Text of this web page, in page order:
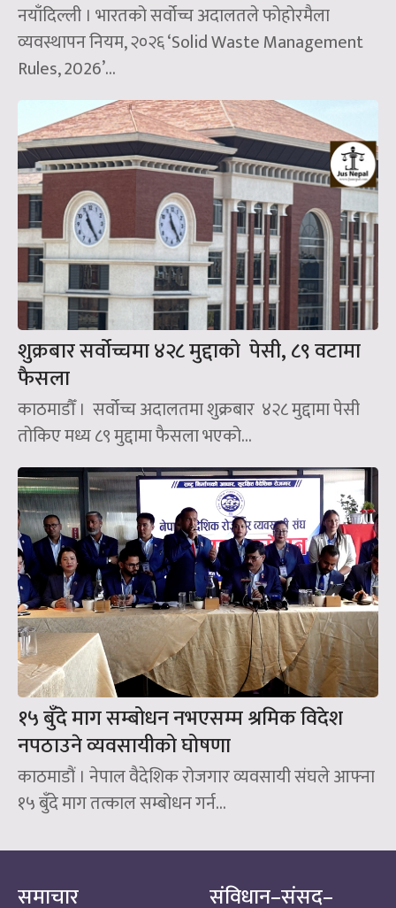
नयाँदिल्ली । भारतको सर्वोच्च अदालतले फोहोरमैला
व्यवस्थापन नियम, २०२६ ‘Solid Waste Management
Rules, 2026’...
शुक्रबार सर्वोच्चमा ४२८ मुद्दाको पेसी, ८९ वटामा
फैसला
काठमाडौँ । सर्वोच्च अदालतमा शुक्रबार ४२८ मुद्दामा पेसी
तोकिए मध्य ८९ मुद्दामा फैसला भएको...
१५ बुँदे माग सम्बोधन नभएसम्म श्रमिक विदेश
नपठाउने व्यवसायीको घोषणा
काठमाडौं । नेपाल वैदेशिक रोजगार व्यवसायी संघले आफ्ना
१५ बुँदे माग तत्काल सम्बोधन गर्न...
समाचार संविधान–संसद–